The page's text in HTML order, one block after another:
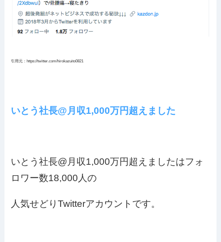
引用元：https://twitter.com/hirokazuito0821
いとう社長@月収1,000万円超えました
いとう社長@月収1,000万円超えましたはフォ
ロワー数18,000人の
人気せどりTwitterアカウントです。